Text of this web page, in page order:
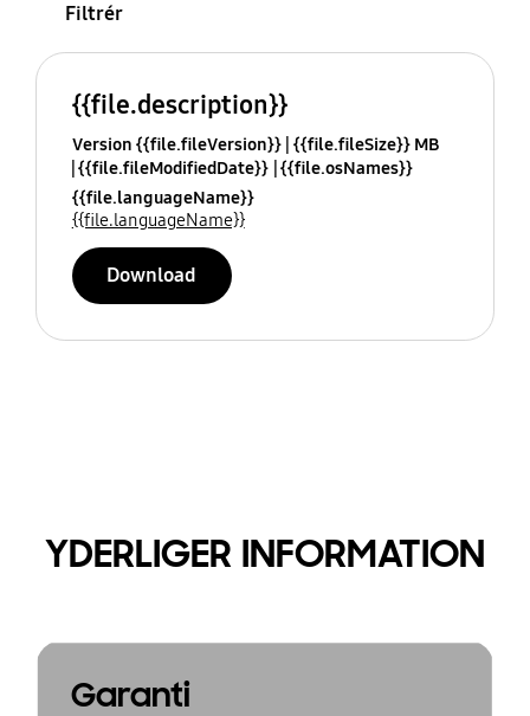
Filtrér
{{file.description}}
Version {{file.fileVersion}} {{file.fileSize}} MB
{{file.fileModifiedDate}} {{file.osNames}}
{{file.languageName}}
{{file.languageName}}
Download
YDERLIGER INFORMATION
Garanti